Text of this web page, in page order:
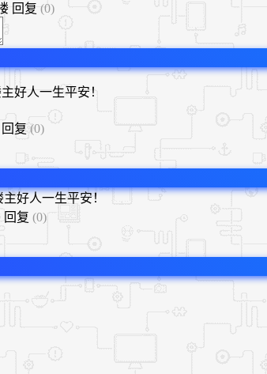
回复 (0)
好人一生平安！
回复 (0)
好人一生平安！
回复 (0)